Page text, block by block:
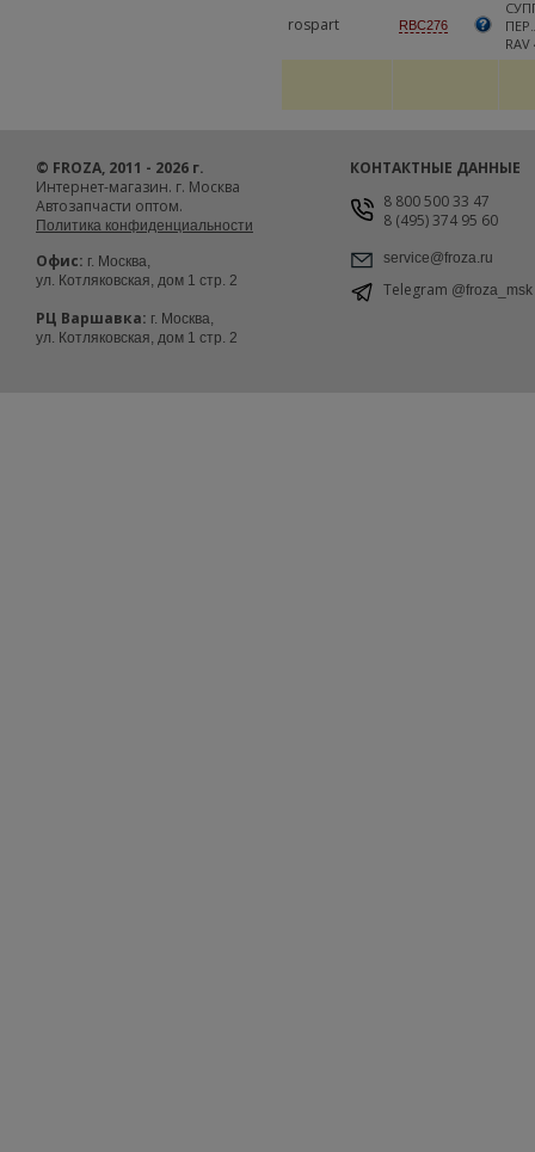
rospart RBC276
RAV
© FROZA, 2011 - 2026 г.
Интернет-магазин. г. Москва
Автозапчасти оптом.
Политика конфиденциальности
Офис: г. Москва,
ул. Котляковская, дом 1 стр. 2
РЦ Варшавка: г. Москва,
ул. Котляковская, дом 1 стр. 2
КОНТАКТНЫЕ ДАННЫЕ
8 800 500 33 47
8 (495) 374 95 60
service@froza.ru
Telegram @froza_msk